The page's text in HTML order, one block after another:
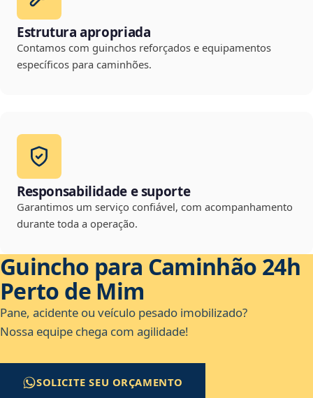
Estrutura apropriada
Contamos com guinchos reforçados e equipamentos
específicos para caminhões.
Responsabilidade e suporte
Garantimos um serviço confiável, com acompanhamento
durante toda a operação.
Guincho para Caminhão 24h
Perto de Mim
Pane, acidente ou veículo pesado imobilizado?
Nossa equipe chega com agilidade!
SOLICITE SEU ORÇAMENTO